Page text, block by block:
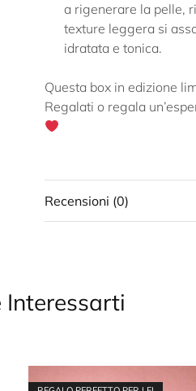
a rigenerare la pelle,
texture leggera si
idratata e tonica.
Questa box in edizione
Regalati o regala
Recensioni (0)
Interessarti